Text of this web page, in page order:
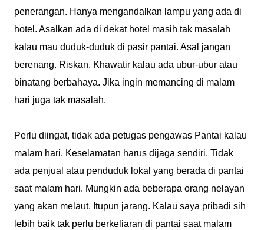
penerangan. Hanya mengandalkan lampu yang ada di
hotel. Asalkan ada di dekat hotel masih tak masalah
kalau mau duduk-duduk di pasir pantai. Asal jangan
berenang. Riskan. Khawatir kalau ada ubur-ubur atau
binatang berbahaya. Jika ingin memancing di malam
hari juga tak masalah.
Perlu diingat, tidak ada petugas pengawas Pantai kalau
malam hari. Keselamatan harus dijaga sendiri. Tidak
ada penjual atau penduduk lokal yang berada di pantai
saat malam hari. Mungkin ada beberapa orang nelayan
yang akan melaut. Itupun jarang. Kalau saya pribadi sih
lebih baik tak perlu berkeliaran di pantai saat malam